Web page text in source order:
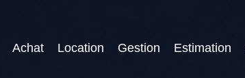
Achat Location Gestion Estimation